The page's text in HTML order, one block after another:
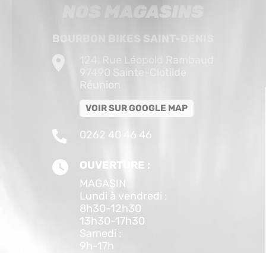
NOS MAGASINS
BOURBON BIKES SAINT-DENIS
124, Rue Léopold Rambaud
97490 Sainte-Clotilde
Réunion
VOIR SUR GOOGLE MAP
0262 40 46 46
OUVERTURE :
MAGASIN
Lundi à vendredi :
8h30-12h30
13h30-17h30
Samedi :
9h-17h